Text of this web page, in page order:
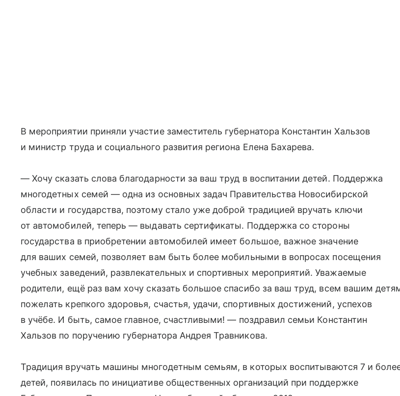
В мероприятии приняли участие заместитель губернатора Константин Хальзов
и министр труда и социального развития региона Елена Бахарева.
— Хочу сказать слова благодарности за ваш труд в воспитании детей. Поддержка
многодетных семей — одна из основных задач Правительства Новосибирской
области и государства, поэтому стало уже доброй традицией вручать ключи
от автомобилей, теперь — выдавать сертификаты. Поддержка со стороны
государства в приобретении автомобилей имеет большое, важное значение
для ваших семей, позволяет вам быть более мобильными в вопросах посещения
учебных заведений, развлекательных и спортивных мероприятий. Уважаемые
родители, ещё раз вам хочу сказать большое спасибо за ваш труд, всем вашим
пожелать крепкого здоровья, счастья, удачи, спортивных достижений, успехов
в учёбе. И быть, самое главное, счастливыми! — поздравил семьи Константин
Хальзов по поручению губернатора Андрея Травникова.
Традиция вручать машины многодетным семьям, в которых воспитываются 7 и
детей, появилась по инициативе общественных организаций при поддержке